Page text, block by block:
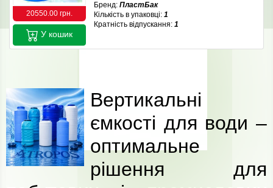
20550.00 грн.
Бренд: ПластБак
Кількість в упаковці: 1
Кратність відпускання: 1
У кошик
Вертикальні
ємкості для води –
оптимальне
рішення для